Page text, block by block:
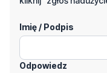
Odpowiedz
Wiadomość